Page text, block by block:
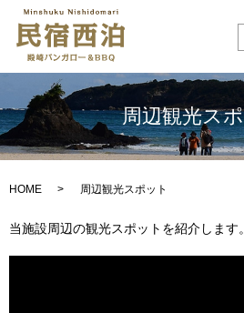
周辺観光ス
HOME 周辺観光スポット
当施設周辺の観光スポットを紹介します。